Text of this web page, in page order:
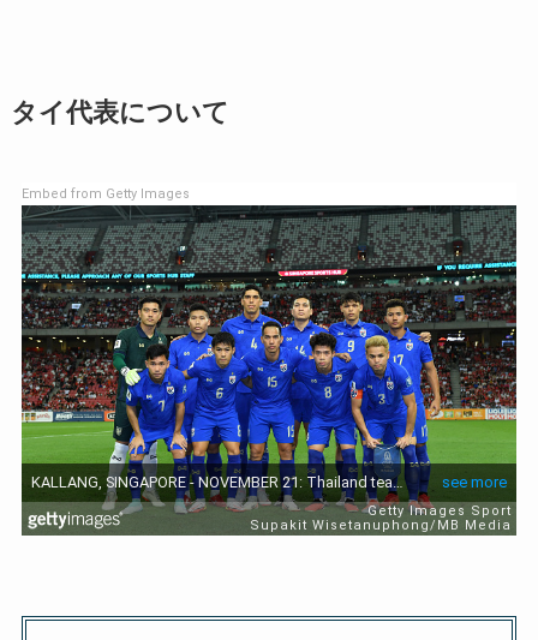
タイ代表について
Embed from Getty Images